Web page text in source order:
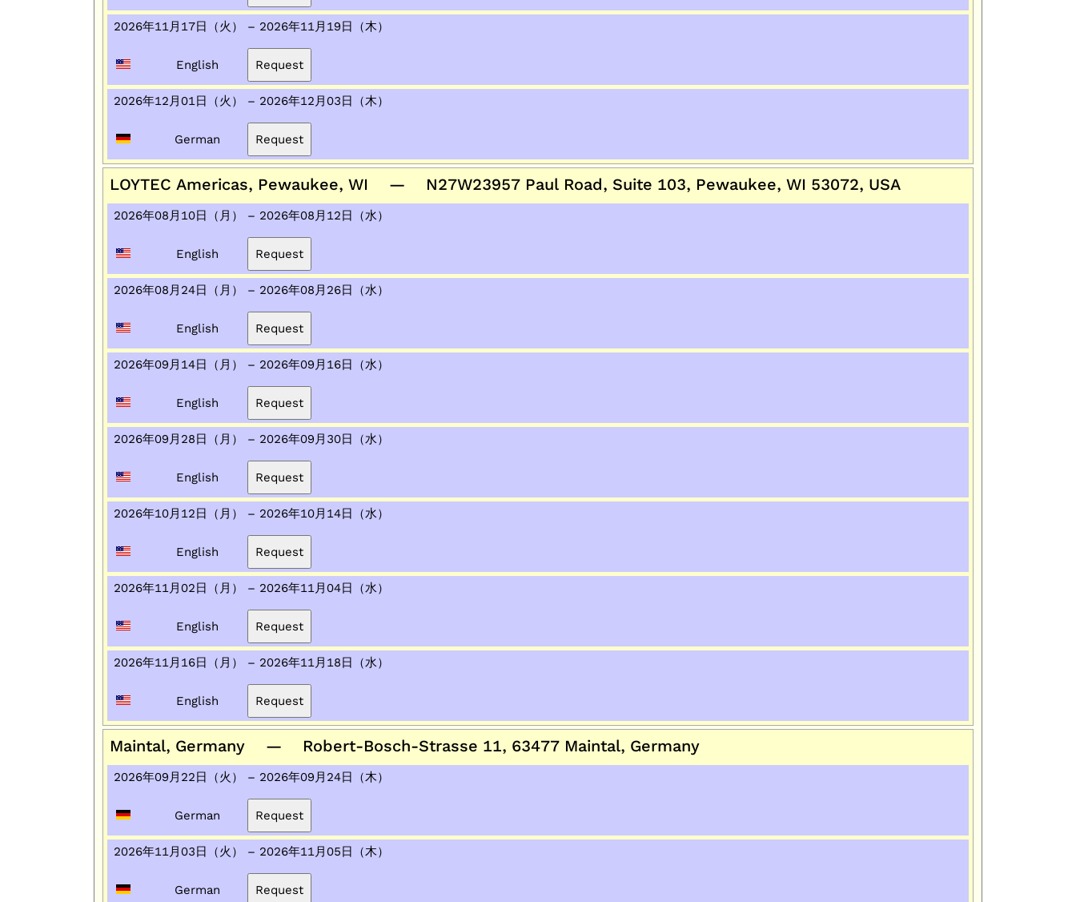
2026年11月17日（火） – 2026年11月19日（木）
English
2026年12月01日（火） – 2026年12月03日（木）
German
LOYTEC Americas, Pewaukee, WI — N27W23957 Paul Road, Suite 103, Pewaukee, WI 53072, USA
2026年08月10日（月） – 2026年08月12日（水）
English
2026年08月24日（月） – 2026年08月26日（水）
English
2026年09月14日（月） – 2026年09月16日（水）
English
2026年09月28日（月） – 2026年09月30日（水）
English
2026年10月12日（月） – 2026年10月14日（水）
English
2026年11月02日（月） – 2026年11月04日（水）
English
2026年11月16日（月） – 2026年11月18日（水）
English
Maintal, Germany — Robert-Bosch-Strasse 11, 63477 Maintal, Germany
2026年09月22日（火） – 2026年09月24日（木）
German
2026年11月03日（火） – 2026年11月05日（木）
German